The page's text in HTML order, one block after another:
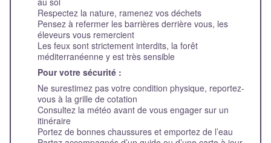
Respectez la nature, ramenez vos déchets
Pensez à refermer les barrières derrière vous, les
éleveurs vous remercient
Les feux sont strictement interdits, la forêt
méditerranéenne y est très sensible
Pour votre sécurité :
Ne surestimez pas votre condition physique, reportez-
vous à la grille de cotation
Consultez la météo avant de vous engager sur un
itinéraire
Portez de bonnes chaussures et emportez de l’eau